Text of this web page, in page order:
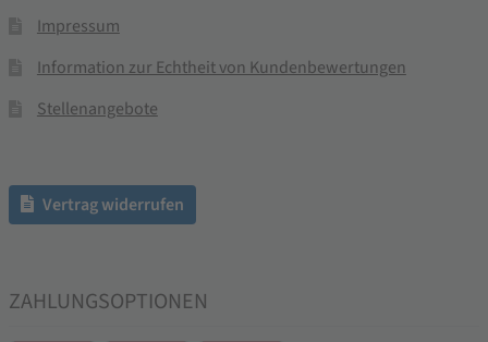
Impressum
Information zur Echtheit von Kundenbewertungen
Stellenangebote
Vertrag widerrufen
ZAHLUNGSOPTIONEN